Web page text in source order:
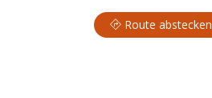
Route abstecken